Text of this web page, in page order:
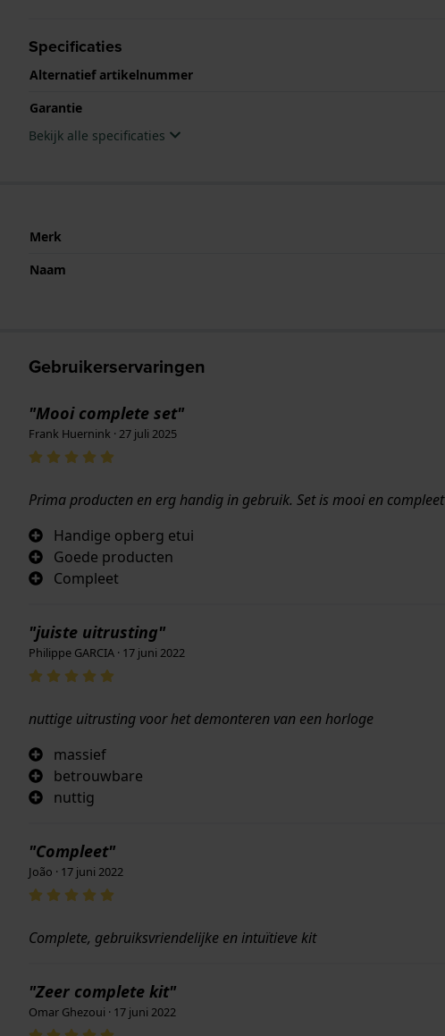
- Springbartool
- Metalen hamer voor horloge
- Onderdelen opbergetui
- Schroevendraaiers voor horloges
Specificaties
Alternatief artikelnummer
Garantie
Bekijk alle specificaties
Merk
Naam
Gebruikerservaringen
"Mooi complete set"
Frank Huernink · 27 juli 2025
Prima producten en erg handig in gebruik. Set is mooi en compleet
Handige opberg etui
Goede producten
Compleet
"juiste uitrusting"
Philippe GARCIA · 17 juni 2022
nuttige uitrusting voor het demonteren van een horloge
massief
betrouwbare
nuttig
"Compleet"
João · 17 juni 2022
Complete, gebruiksvriendelijke en intuïtieve kit
"Zeer complete kit"
Omar Ghezoui · 17 juni 2022